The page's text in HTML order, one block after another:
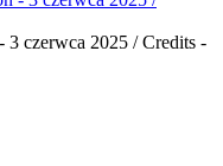
3 czerwca 2025 / Credits -